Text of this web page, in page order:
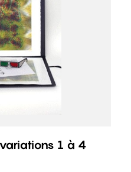
variations 1 à 4